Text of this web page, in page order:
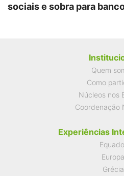
sociais e sobra para
Quem
Como
Núcleos nos
Coordenação
Experiências
Europa
Grécia